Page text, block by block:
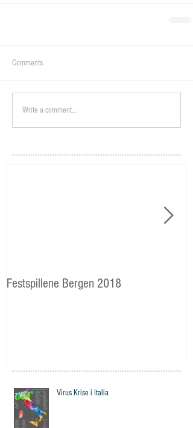
Comments
Write a comment...
Festspillene Bergen 2018
Virus Krise i Italia